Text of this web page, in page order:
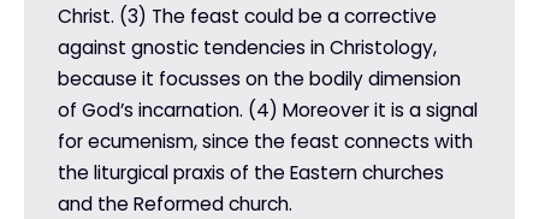
Christ. (3) The feast could be a corrective
against gnostic tendencies in Christology,
because it focusses on the bodily dimension
of God’s incarnation. (4) Moreover it is a signal
for ecumenism, since the feast connects with
the liturgical praxis of the Eastern churches
and the Reformed church.